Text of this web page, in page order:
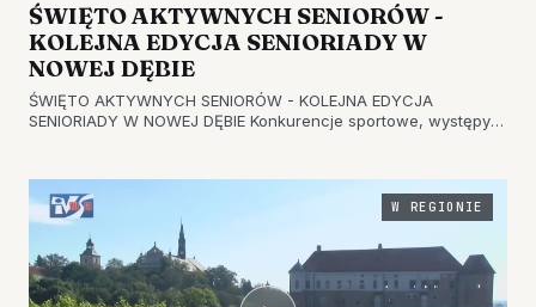
ŚWIĘTO AKTYWNYCH SENIORÓW -
KOLEJNA EDYCJA SENIORIADY W
NOWEJ DĘBIE
ŚWIĘTO AKTYWNYCH SENIORÓW - KOLEJNA EDYCJA
SENIORIADY W NOWEJ DĘBIE Konkurencje sportowe, występy
Dębie. Impreza zaprezentow…
W REGIONIE